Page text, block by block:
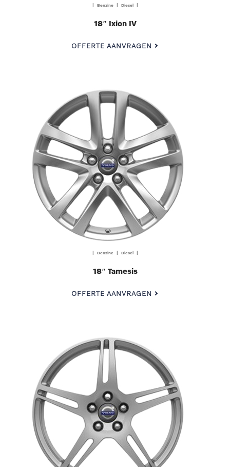
| Benzine | Diesel |
18″ Ixion IV
OFFERTE AANVRAGEN
| Benzine | Diesel |
18″ Tamesis
OFFERTE AANVRAGEN